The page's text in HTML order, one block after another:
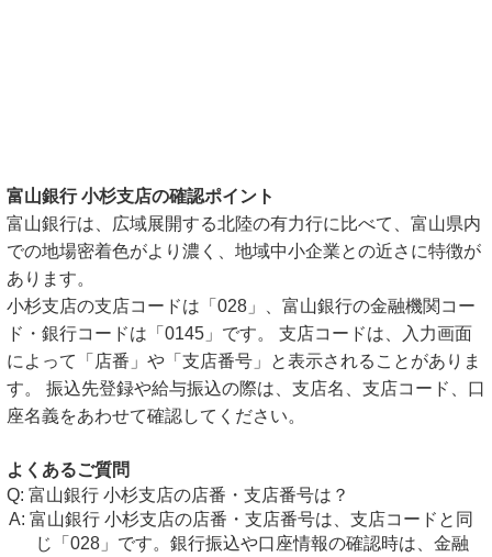
富山銀行 小杉支店の確認ポイント
富山銀行は、広域展開する北陸の有力行に比べて、富山県内
での地場密着色がより濃く、地域中小企業との近さに特徴が
あります。
小杉支店の支店コードは「028」、富山銀行の金融機関コー
ド・銀行コードは「0145」です。 支店コードは、入力画面
によって「店番」や「支店番号」と表示されることがありま
す。 振込先登録や給与振込の際は、支店名、支店コード、口
座名義をあわせて確認してください。
よくあるご質問
富山銀行 小杉支店の店番・支店番号は？
富山銀行 小杉支店の店番・支店番号は、支店コードと同
じ「028」です。銀行振込や口座情報の確認時は、金融